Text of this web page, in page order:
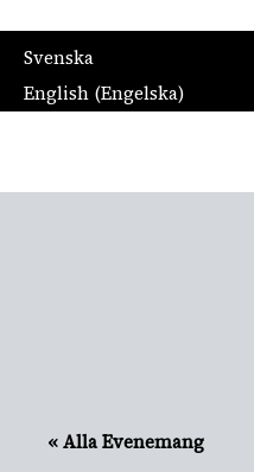
Svenska
English (Engelska)
« Alla Evenemang